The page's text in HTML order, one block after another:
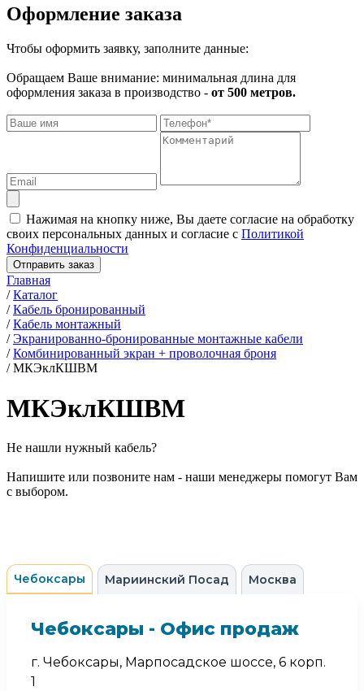
Оформление заказа
Чтобы оформить заявку, заполните данные:
Обращаем Ваше внимание: минимальная длина для
оформления заказа в производство - от 500 метров.
Нажимая на кнопку ниже, Вы даете согласие на обработку
своих персональных данных и согласие с Политикой
Конфиденциальности
Отправить заказ
Главная
/Каталог
/Кабель бронированный
/Кабель монтажный
/Экранированно-бронированные монтажные кабели
/Комбинированный экран + проволочная броня
/МКЭклКШВМ
МКЭклКШВМ
Не нашли нужный кабель?
Напишите или позвоните нам - наши менеджеры помогут Вам
с выбором.
Чебоксары Мариинский Посад Москва
Чебоксары - Офис продаж
г. Чебоксары, Марпосадское шоссе, 6 корп.
1